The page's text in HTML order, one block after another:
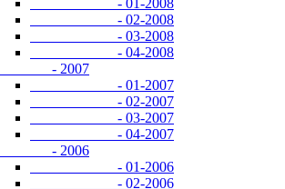
- 01-2008
- 02-2008
- 03-2008
- 04-2008
- 2007
- 01-2007
- 02-2007
- 03-2007
- 04-2007
- 2006
- 01-2006
- 02-2006